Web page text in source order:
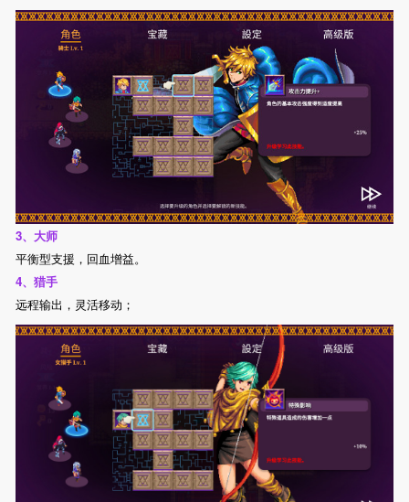
3、大师
平衡型支援，回血增益。
4、猎手
远程输出，灵活移动；